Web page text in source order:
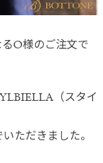
O様のご注文で
（スタイ
ただきました。